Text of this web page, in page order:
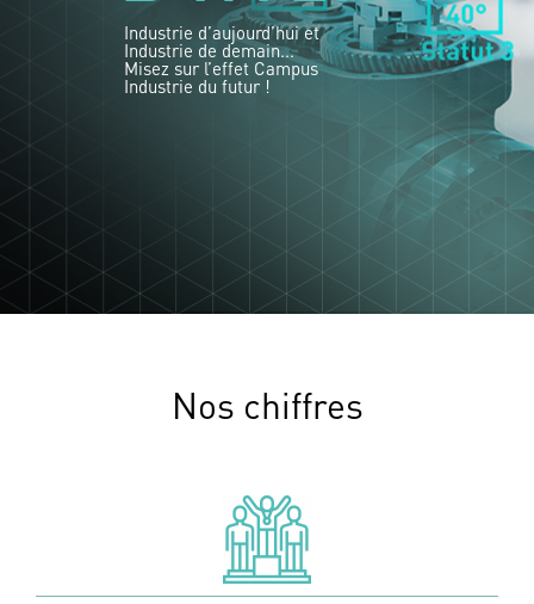
Industrie d’aujourd’hui et
Industrie de demain...
Misez sur l’effet Campus
Industrie du futur !
Nos chiffres